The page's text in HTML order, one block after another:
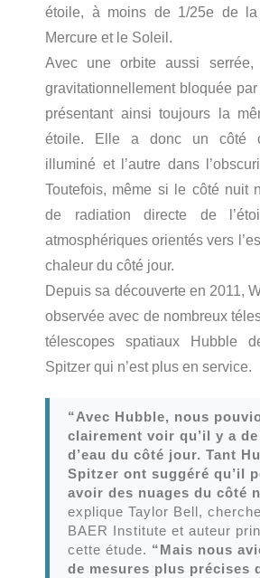
étoile, à moins de 1/25e de la
Mercure et le Soleil.
Avec une orbite aussi
gravitationnellement bloquée
présentant ainsi toujours la
étoile. Elle a donc un côté
illuminé et l’autre dans
Toutefois, même si le côté nuit
de radiation directe de
atmosphériques orientés vers
chaleur du côté jour.
Depuis sa découverte en 2011,
observée avec de nombreux
télescopes spatiaux Hubble
Spitzer qui n’est plus en service.
“Avec Hubble, nous
clairement voir qu’il y a
d’eau du côté jour. Tant
Spitzer ont suggéré qu’il
avoir des nuages du côté
explique Taylor Bell,
BAER Institute et auteur
cette étude. “Mais nous
de mesures plus précises